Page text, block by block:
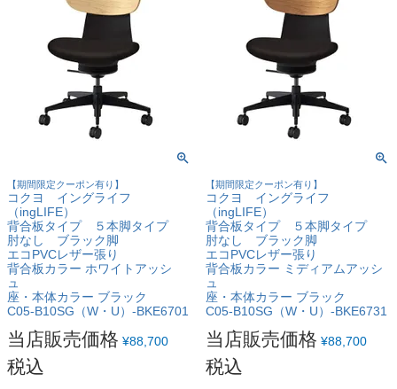
【期間限定クーポン有り】
コクヨ イングライフ
（ingLIFE）
背合板タイプ ５本脚タイプ
肘なし ブラック脚
エコPVCレザー張り
背合板カラー ホワイトアッシ
ュ
座・本体カラー ブラック
C05-B10SG（W・U）-BKE6701
当店販売価格 ¥88,700
税込
【期間限定クーポン有り】
コクヨ イングライフ
（ingLIFE）
背合板タイプ ５本脚タイプ
肘なし ブラック脚
エコPVCレザー張り
背合板カラー ミディアムアッシ
ュ
座・本体カラー ブラック
C05-B10SG（W・U）-BKE6731
当店販売価格 ¥88,700
税込